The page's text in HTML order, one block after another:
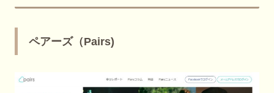
ペアーズ（Pairs)